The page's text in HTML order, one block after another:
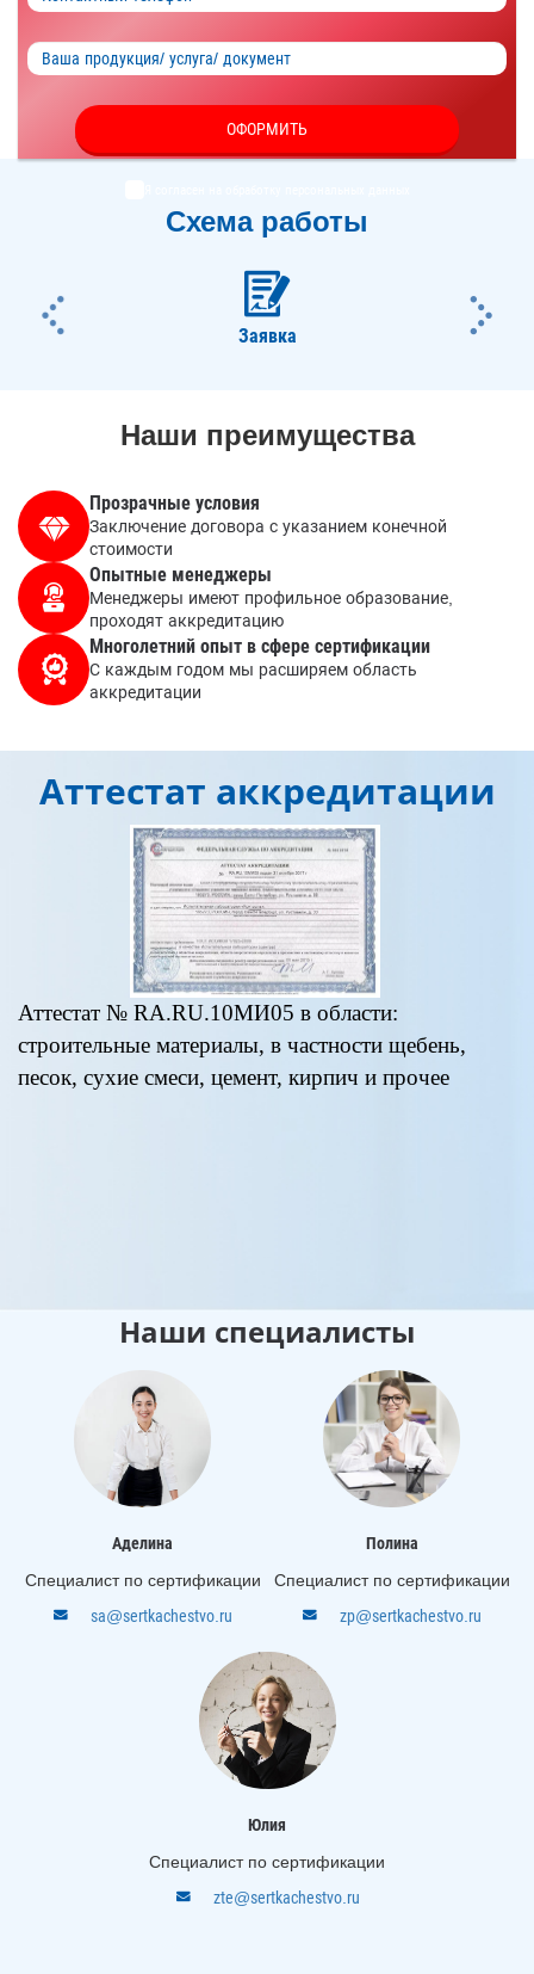
ОФОРМИТЬ
Схема работы
Заявка
Наши преимущества
Прозрачные условия
Заключение договора с указанием конечной
стоимости
Опытные менеджеры
Менеджеры имеют профильное образование,
проходят аккредитацию
Многолетний опыт в сфере сертификации
С каждым годом мы расширяем область
аккредитации
Аттестат аккредитации
Аттестат № RA.RU.10МИ05 в области:
строительные материалы, в частности щебень,
песок, сухие смеси, цемент, кирпич и прочее
Наши специалисты
Аделина
Специалист по сертификации
sa@sertkachestvo.ru
Полина
Специалист по сертификации
zp@sertkachestvo.ru
Юлия
Специалист по сертификации
zte@sertkachestvo.ru